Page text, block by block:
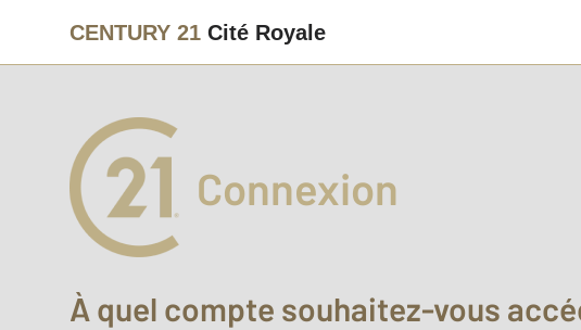
CENTURY 21 Cité Royale
Connexion
À quel compte souhaitez-vous